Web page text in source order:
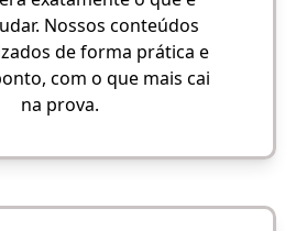
Nossos conteúdos
de forma prática e
com o que mais cai
na prova.